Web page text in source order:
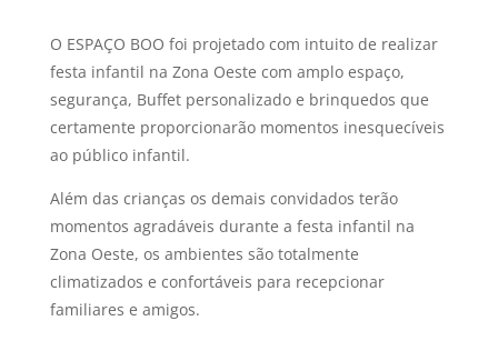
O ESPAÇO BOO foi projetado com intuito de realizar
festa infantil na Zona Oeste com amplo espaço,
segurança, Buffet personalizado e brinquedos que
certamente proporcionarão momentos inesquecíveis
ao público infantil.
Além das crianças os demais convidados terão
momentos agradáveis durante a festa infantil na
Zona Oeste, os ambientes são totalmente
climatizados e confortáveis para recepcionar
familiares e amigos.